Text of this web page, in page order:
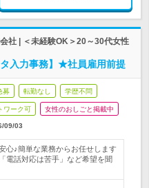
社 | ＜未経験OK＞20～30代女性
入力事務】★社員雇用前提
募 転勤なし 学歴不問
ワーク可 女性のおしごと掲載中
09/03
心♪簡単な業務からお任せします
電話対応は苦手」など希望を聞